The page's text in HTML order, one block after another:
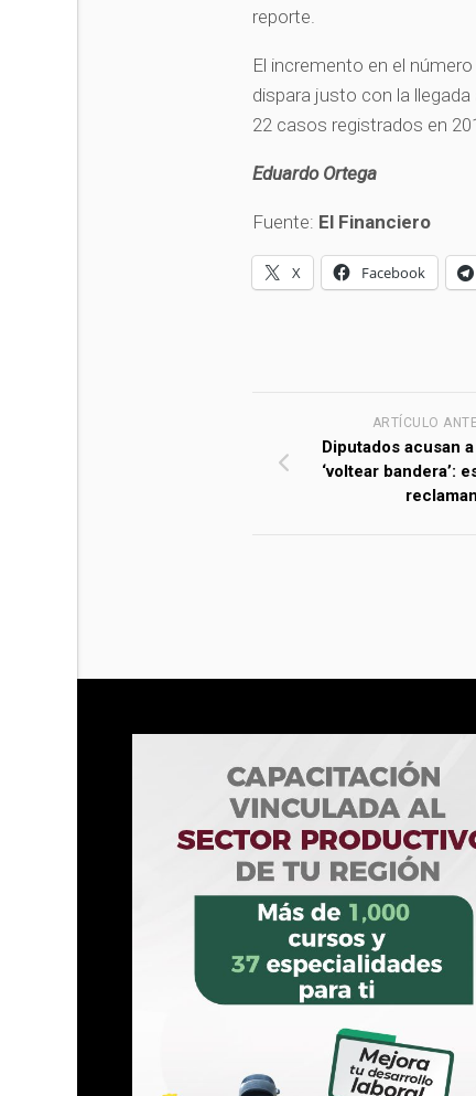
reporte.
El incremento en el
dispara justo con la
22 casos registrados en
Eduardo Ortega
Fuente: El Financiero
X Facebook
ARTÍCULO
Diputados acusan
‘voltear bandera’:
reclaman